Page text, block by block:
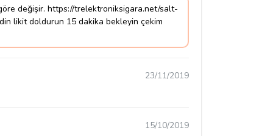
değişir. https://trelektroniksigara.net/salt-
likit doldurun 15 dakika bekleyin çekim
23/11/2019
15/10/2019